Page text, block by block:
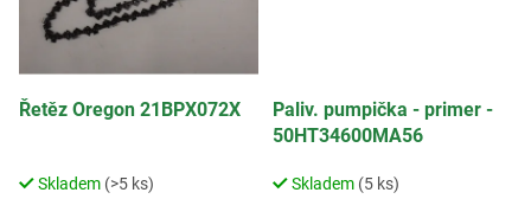
Řetěz Oregon 21BPX072X
Skladem (>5 ks)
Paliv. pumpička - primer -
50HT34600MA56
Skladem (5 ks)